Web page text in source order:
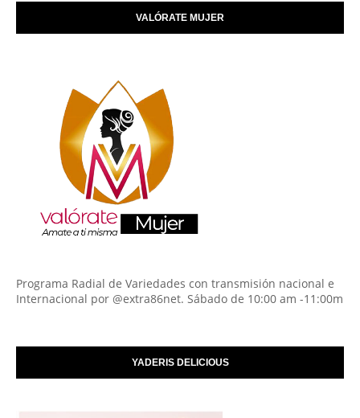
VALÓRATE MUJER
Programa Radial de Variedades con transmisión nacional e
Internacional por @extra86net. Sábado de 10:00 am -11:00m
YADERIS DELICIOUS